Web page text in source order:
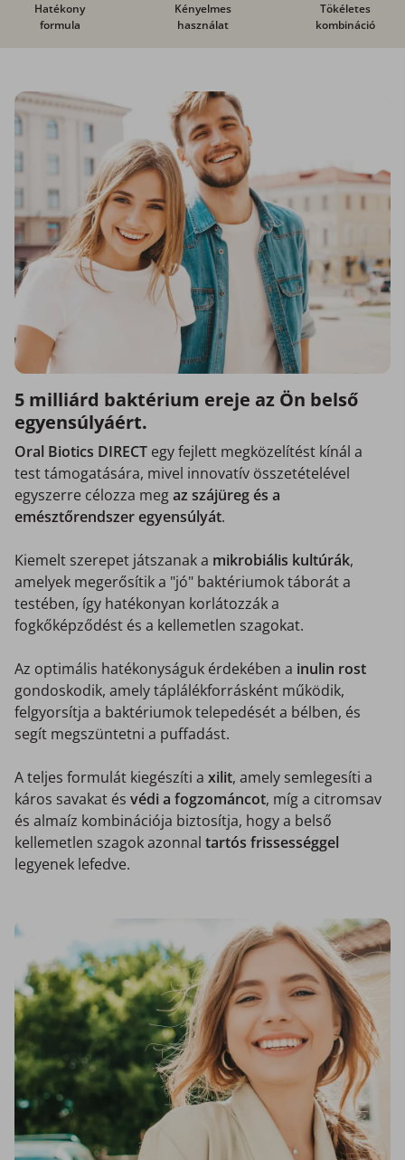
Hatékony
formula
Kényelmes
használat
Tökéletes
kombináció
5 milliárd baktérium ereje az Ön belső
egyensúlyáért.
Oral Biotics DIRECT egy fejlett megközelítést kínál a
test támogatására, mivel innovatív összetételével
egyszerre célozza megaz szájüreg és a
emésztőrendszer egyensúlyát.
Kiemelt szerepet játszanak a mikrobiális kultúrák,
amelyek megerősítik a "jó" baktériumok táborát a
testében, így hatékonyan korlátozzák a
fogkőképződést és a kellemetlen szagokat.
Az optimális hatékonyságuk érdekében a inulin rost
gondoskodik, amely táplálékforrásként működik,
felgyorsítja a baktériumok telepedését a bélben, és
segít megszüntetni a puffadást.
A teljes formulát kiegészíti a xilit, amely semlegesíti a
káros savakat és védi a fogzománcot, míg a citromsav
és almaíz kombinációja biztosítja, hogy a belső
kellemetlen szagok azonnal tartós frissességgel
legyenek lefedve.